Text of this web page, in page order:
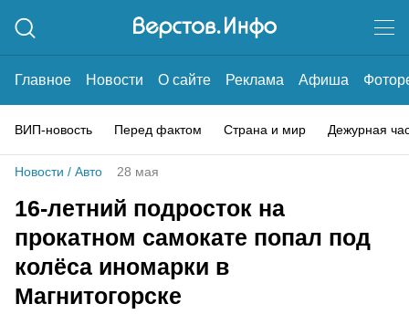
Главное Новости О сайте Реклама Афиша
ВИП-новость Перед фактом Страна и мир Дежурная
Новости / Авто 28 мая
16-летний подросток на
прокатном самокате попал под
колёса иномарки в
Магнитогорске